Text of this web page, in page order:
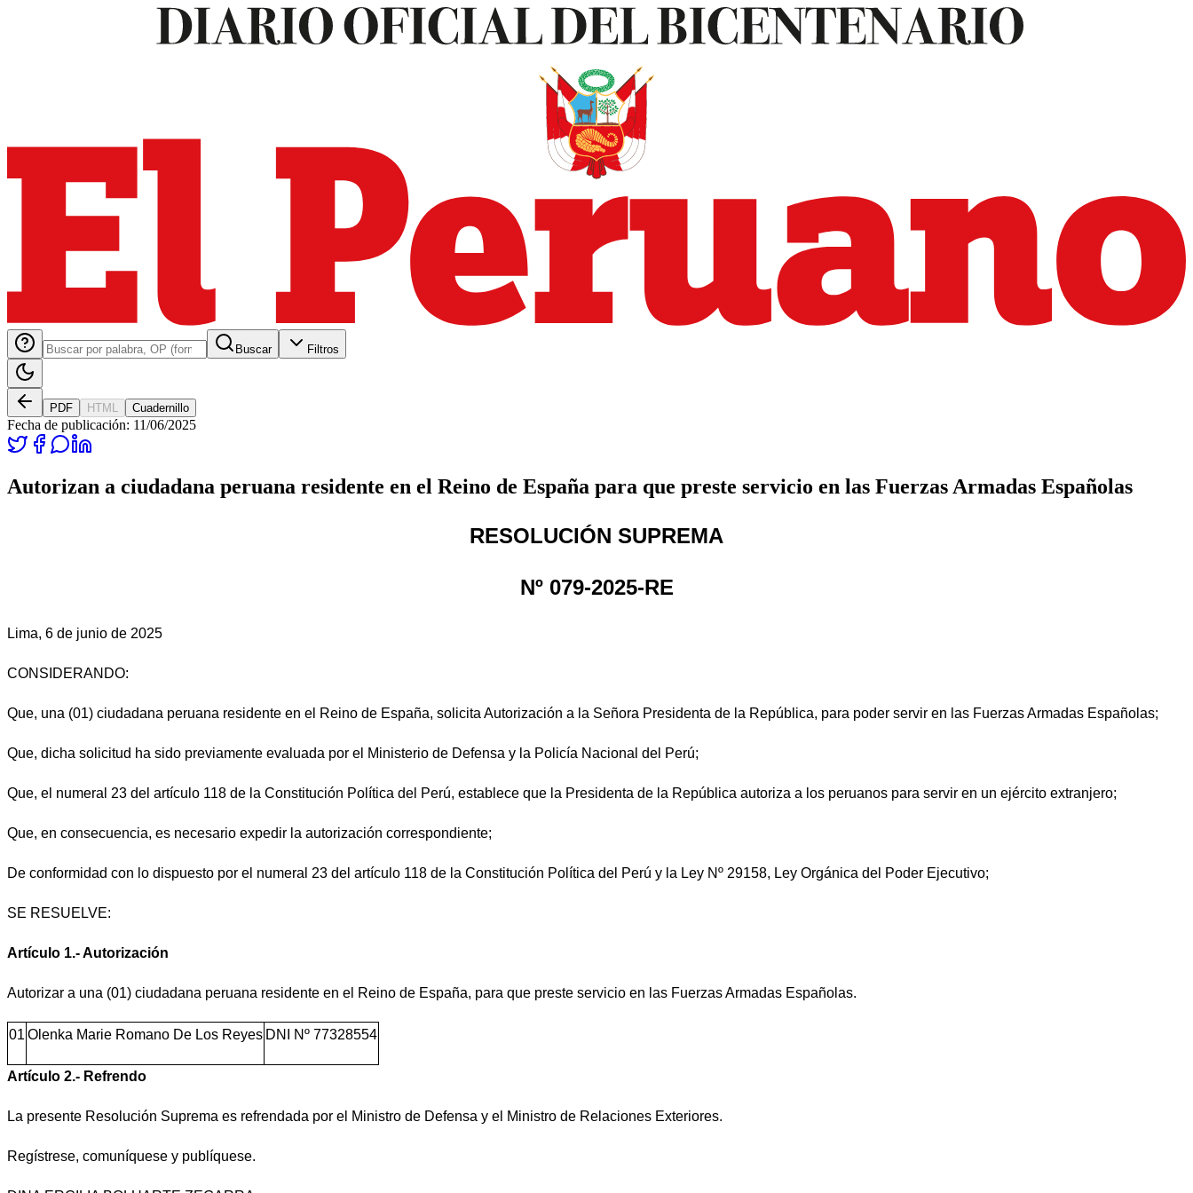
Buscar Filtros
PDF HTML Cuadernillo
Fecha de publicación: 11/06/2025
Autorizan a ciudadana peruana residente en el Reino de España para que preste servicio en las Fuerzas Armadas Españolas
RESOLUCIÓN SUPREMA
Nº 079-2025-RE
Lima, 6 de junio de 2025
CONSIDERANDO:
Que, una (01) ciudadana peruana residente en el Reino de España, solicita Autorización a la Señora Presidenta de la República, para poder servir en las Fuerzas Armadas Españolas;
Que, dicha solicitud ha sido previamente evaluada por el Ministerio de Defensa y la Policía Nacional del Perú;
Que, el numeral 23 del artículo 118 de la Constitución Política del Perú, establece que la Presidenta de la República autoriza a los peruanos para servir en un ejército extranjero;
Que, en consecuencia, es necesario expedir la autorización correspondiente;
De conformidad con lo dispuesto por el numeral 23 del artículo 118 de la Constitución Política del Perú y la Ley Nº 29158, Ley Orgánica del Poder Ejecutivo;
SE RESUELVE:
Artículo 1.- Autorización
Autorizar a una (01) ciudadana peruana residente en el Reino de España, para que preste servicio en las Fuerzas Armadas Españolas.
01 Olenka Marie Romano De Los Reyes DNI Nº 77328554
Artículo 2.- Refrendo
La presente Resolución Suprema es refrendada por el Ministro de Defensa y el Ministro de Relaciones Exteriores.
Regístrese, comuníquese y publíquese.